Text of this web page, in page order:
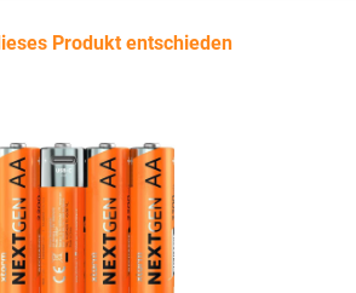
Produkt entschieden